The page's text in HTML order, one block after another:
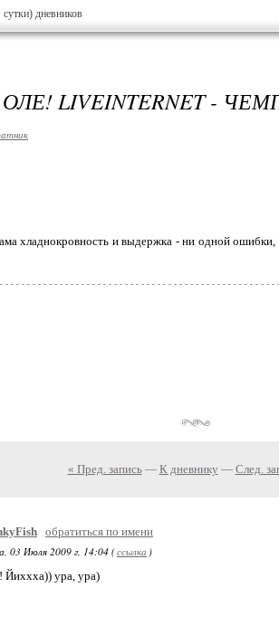
сутки) дневников
LIVEINTERNET -
хладнокровность и выдержка - ни одной ошибки,
« Пред. запись— К дневнику — След.
обратиться по имени
03 Июля 2009 г. 14:04 (ссылка )
Йиххха)) ура, ура)